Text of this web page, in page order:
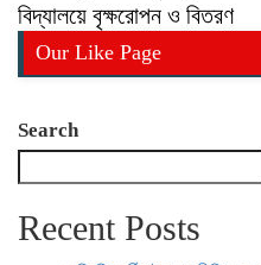
বিদ্যালয়ে বৃক্ষরোপন ও বিতরণ
Our Like Page
Search
Recent Posts